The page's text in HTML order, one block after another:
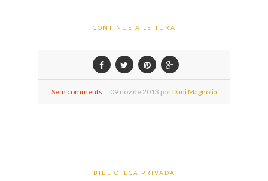
CONTINUE A LEITURA
Sem comments 09 nov de2013 porDani Magnolia
BIBLIOTECA PRIVADA